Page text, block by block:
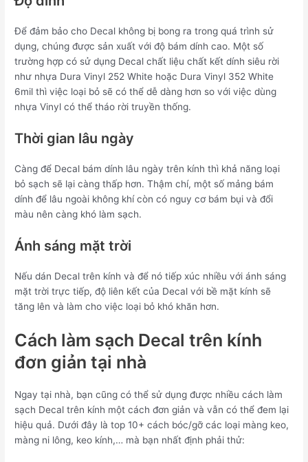
Để đảm bảo cho Decal không bị bong ra trong quá trình sử
dụng, chúng được sản xuất với độ bám dính cao. Một số
trường hợp có sử dụng Decal chất liệu chất kết dính siêu rời
như nhựa Dura Vinyl 252 White hoặc Dura Vinyl 352 White
6mil thì việc loại bỏ sẽ có thể dễ dàng hơn so với việc dùng
nhựa Vinyl có thể tháo rời truyền thống.
Thời gian lâu ngày
Càng để Decal bám dính lâu ngày trên kính thì khả năng loại
bỏ sạch sẽ lại càng thấp hơn. Thậm chí, một số mảng bám
dính để lâu ngoài không khí còn có nguy cơ bám bụi và đổi
màu nên càng khó làm sạch.
Ánh sáng mặt trời
Nếu dán Decal trên kính và để nó tiếp xúc nhiều với ánh sáng
mặt trời trực tiếp, độ liên kết của Decal với bề mặt kính sẽ
tăng lên và làm cho việc loại bỏ khó khăn hơn.
Cách làm sạch Decal trên kính
đơn giản tại nhà
Ngay tại nhà, bạn cũng có thể sử dụng được nhiều cách làm
sạch Decal trên kính một cách đơn giản và vẫn có thể đem lại
hiệu quả. Dưới đây là top 10+ cách bóc/gỡ các loại màng keo,
màng ni lông, keo kính,… mà bạn nhất định phải thử: